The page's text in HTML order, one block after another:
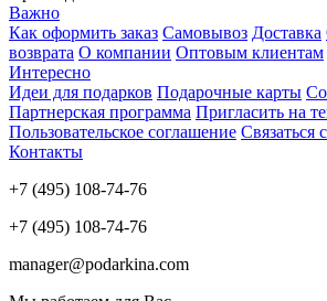
Важно
Как оформить заказ Самовывоз Доставка
возврата О компании Оптовым клиентам
Интересно
Идеи для подарков Подарочные карты
Партнерская программа Пригласить на
Пользовательское соглашение Связаться
Контакты
+7 (495) 108-74-76
+7 (495) 108-74-76
manager@podarkina.com